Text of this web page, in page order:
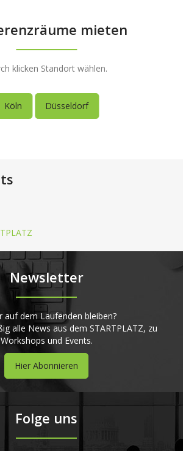
mieten
klicken Standort wählen.
Köln Düsseldorf
Newsletter
auf dem Laufenden bleiben?
alle News aus dem STARTPLATZ, zu
Workshops und Events.
Hier Abonnieren
Folge uns